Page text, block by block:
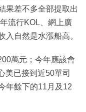
果差不多全部提取出
流行KOL、網上廣
入自然是水漲船高。
萬元；今年應該會
美已接到近50單司
年餘下的11月及12